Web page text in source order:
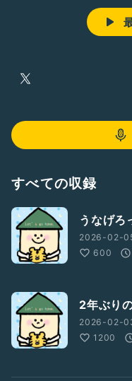
すべての収録
うなげろ
2026-02-
600
2年ぶり
2026-02-
1200